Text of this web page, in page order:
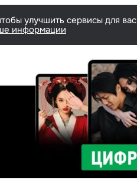
улучшить сервисы для
информации